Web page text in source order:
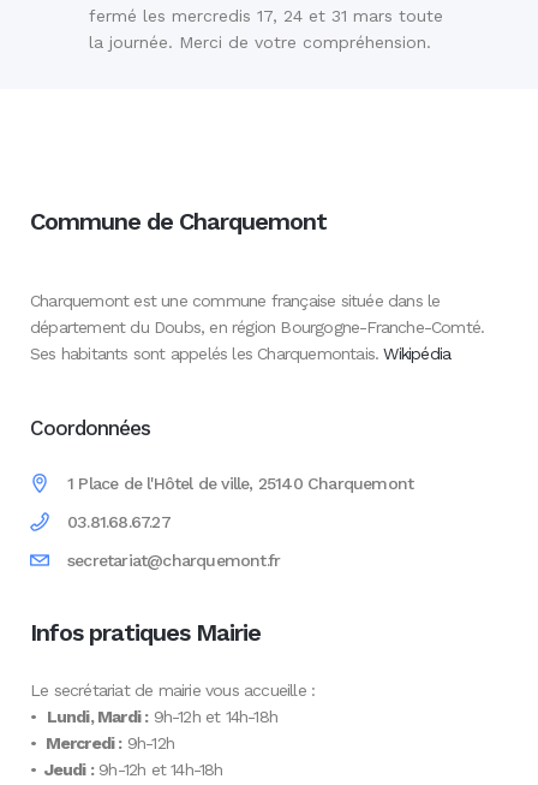
fermé les mercredis 17, 24 et 31 mars toute
la journée. Merci de votre compréhension.
Commune de Charquemont
Charquemont est une commune française située dans le
département du Doubs, en région Bourgogne-Franche-Comté.
Ses habitants sont appelés les Charquemontais.Wikipédia
Coordonnées
1 Place de l'Hôtel de ville, 25140 Charquemont
03.81.68.67.27
secretariat@charquemont.fr
Infos pratiques Mairie
Le secrétariat de mairie vous accueille :
• Lundi, Mardi :9h-12h et 14h-18h
• Mercredi :9h-12h
• Jeudi :9h-12h et 14h-18h